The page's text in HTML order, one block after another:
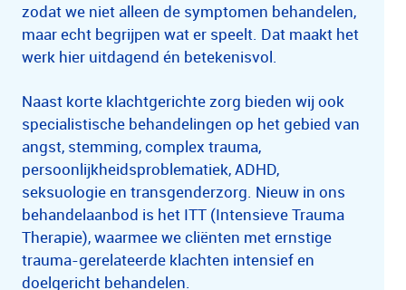
zodat we niet alleen de symptomen behandelen,
maar echt begrijpen wat er speelt. Dat maakt het
werk hier uitdagend én betekenisvol.
Naast korte klachtgerichte zorg bieden wij ook
specialistische behandelingen op het gebied van
angst, stemming, complex trauma,
persoonlijkheidsproblematiek, ADHD,
seksuologie en transgenderzorg. Nieuw in ons
behandelaanbod is het ITT (Intensieve Trauma
Therapie), waarmee we cliënten met ernstige
trauma-gerelateerde klachten intensief en
doelgericht behandelen.